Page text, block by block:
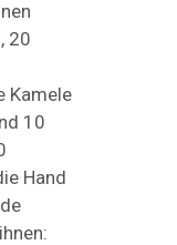
20
Kamele
10
Hand